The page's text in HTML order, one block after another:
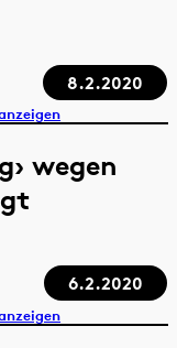
8.2.2020
wegen
6.2.2020